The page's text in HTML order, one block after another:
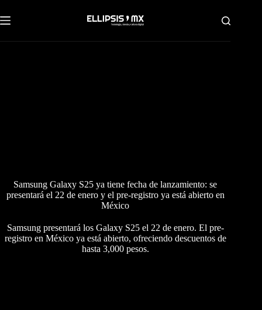
al
contenido
Samsung Galaxy S25 ya tiene fecha de lanzamiento: se
presentará el 22 de enero y el pre-registro ya está abierto en
México
Samsung presentará los Galaxy S25 el 22 de enero. El pre-
registro en México ya está abierto, ofreciendo descuentos de
hasta 3,000 pesos.